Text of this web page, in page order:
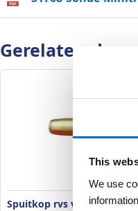
This
We use
Gerelateerde
Spuitkop rvs voor sonde